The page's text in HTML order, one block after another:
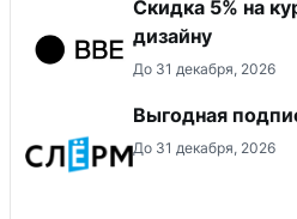
Скидка 5% на
дизайну
До 31 декабря, 2026
Выгодная
До 31 декабря, 2026